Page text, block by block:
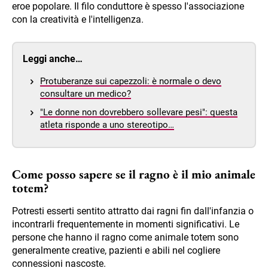
eroe popolare. Il filo conduttore è spesso l'associazione
con la creatività e l'intelligenza.
Leggi anche…
Protuberanze sui capezzoli: è normale o devo
consultare un medico?
"Le donne non dovrebbero sollevare pesi": questa
atleta risponde a uno stereotipo…
Come posso sapere se il ragno è il mio animale
totem?
Potresti esserti sentito attratto dai ragni fin dall'infanzia o
incontrarli frequentemente in momenti significativi. Le
persone che hanno il ragno come animale totem sono
generalmente creative, pazienti e abili nel cogliere
connessioni nascoste.